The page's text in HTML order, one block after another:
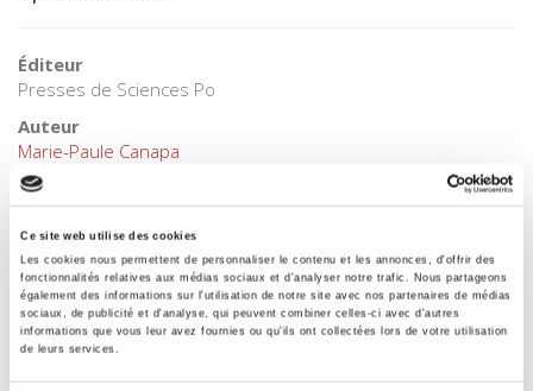
Ce site web utilise des cookies
Les cookies nous permettent de personnaliser le contenu et les annonces, d'offrir des
fonctionnalités relatives aux médias sociaux et d'analyser notre trafic. Nous partageons
également des informations sur l'utilisation de notre site avec nos partenaires de médias
sociaux, de publicité et d'analyse, qui peuvent combiner celles-ci avec d'autres
informations que vous leur avez fournies ou qu'ils ont collectées lors de votre utilisation
de leurs services.
Éditeur
Presses de Sciences Po
Auteur
Marie-Paule Canapa
Collection
Académique
Langue
français
Mots clés
Europe centrale et orientale ,Yougoslavie